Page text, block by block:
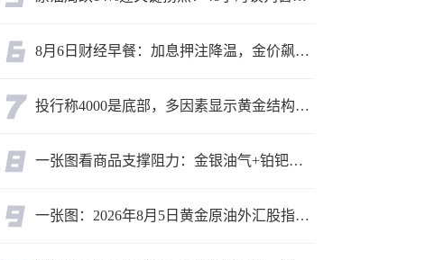
8月6日财经早餐：加息押注降温，金价飙升至近两个月高位，地缘缓和预期，美油75关口拉锯
投行称4000是底部，多因素显示黄金结构性机会显现
一张图看商品支撑阻力：金银油气+铂钯铜农产品期货(2026年8月5日)
一张图：2026年8月5日黄金原油外汇股指“枢纽点+多空持仓信号”一览